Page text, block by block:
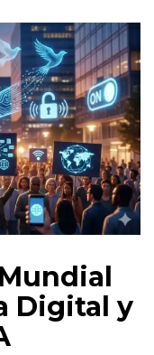
Digital y